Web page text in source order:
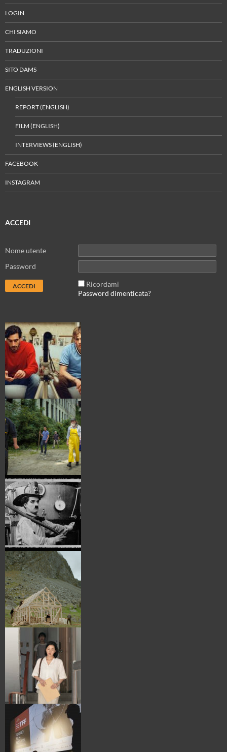
LOGIN
CHI SIAMO
TRADUZIONI
SITO DAMS
ENGLISH VERSION
REPORT (ENGLISH)
FILM (ENGLISH)
INTERVIEWS (ENGLISH)
FACEBOOK
INSTAGRAM
ACCEDI
Nome utente
Password
Ricordami
Password dimenticata?